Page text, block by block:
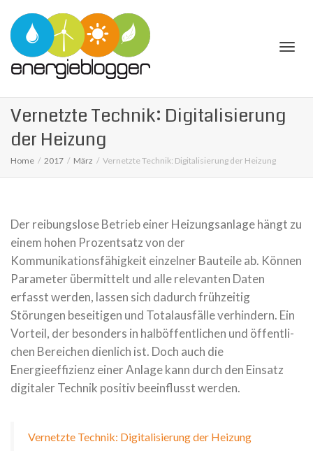
Vernetzte Technik: Digitalisierung
der Heizung
Home 2017 März Vernetzte Technik: Digitalisierung der Heizung
Der rei­bungs­lose Betrieb einer Heizungsanlage hängt zu
einem hohen Prozentsatz von der
Kommunikationsfähigkeit ein­zel­ner Bauteile ab. Können
Parameter über­mit­telt und alle rele­van­ten Daten
erfasst wer­den, las­sen sich dadurch früh­zei­tig
Störungen besei­ti­gen und Totalausfälle ver­hin­dern. Ein
Vorteil, der beson­ders in halb­öf­fent­li­chen und öffent­li­
chen Bereichen dien­lich ist. Doch auch die
Energieeffizienz einer Anlage kann durch den Einsatz
digi­ta­ler Technik posi­tiv beein­flusst wer­den.
Vernetzte Technik: Digitalisierung der Heizung